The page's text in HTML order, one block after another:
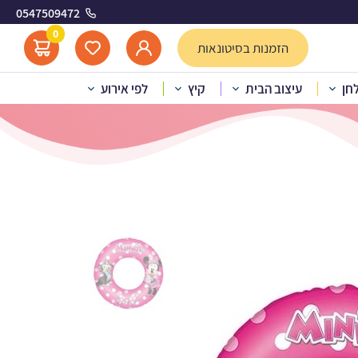
0547509472
הזמנות בסיטונאות
0
עיצוב הבית קיץ לפי אירוע ים – מיני מאוס